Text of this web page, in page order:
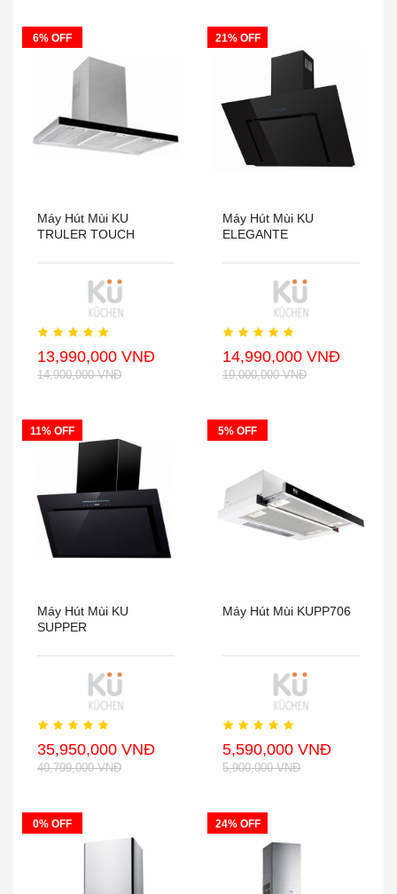
6% OFF
Máy Hút Mùi KU
TRULER TOUCH
13,990,000 VNĐ
14,900,000 VNĐ
21% OFF
Máy Hút Mùi KU
ELEGANTE
14,990,000 VNĐ
19,000,000 VNĐ
11% OFF
Máy Hút Mùi KU
SUPPER
35,950,000 VNĐ
40,799,000 VNĐ
5% OFF
Máy Hút Mùi KUPP706
5,590,000 VNĐ
5,900,000 VNĐ
0% OFF 24% OFF